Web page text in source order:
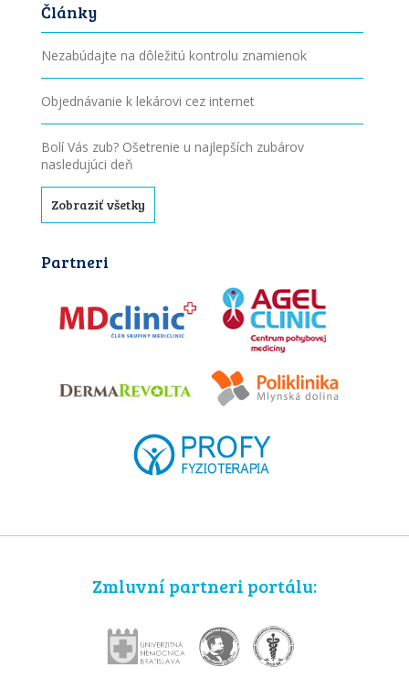
Články
Nezabúdajte na dôležitú kontrolu znamienok
Objednávanie k lekárovi cez internet
Bolí Vás zub? Ošetrenie u najlepších zubárov
nasledujúci deň
Zobraziť všetky
Partneri
Zmluvní partneri portálu: